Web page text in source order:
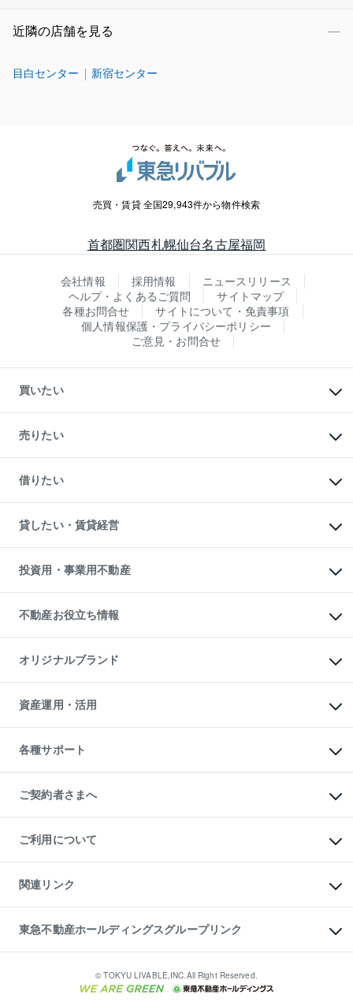
近隣の店舗を見る
目白センター 新宿センター
売買・賃貸 全国29,943件から物件検索
首都圏関西札幌仙台名古屋福岡
会社情報 採用情報
ニュースリリース
ヘルプ・よくあるご質問
サイトマップ
各種お問合せ
サイトについて・免責事項
個人情報保護・プライバシーポリシー
ご意見・お問合せ
買いたい
新築・分譲マンションの購入
中古マンションの購入
一戸建ての購入
中古一戸建ての購入
不動産購入の流れ
注目キーワード物件特集
購入ガイド
English 繁体中文簡体中文
売りたい
一戸建ての売却・査定
土地の売却・査定
スピードAI査定
不動産査定について
不動産売却の流れ
不動産買換えの流れ
売却ガイド
借りたい
オフィス・店舗の賃貸
借りるときの流れ
借りるガイド
貸したい・賃貸経営
マンション賃料データ
賃貸管理プラン
リロケーションについて
貸すガイド
投資用・事業用不動産
事業用不動産
マンション投資
投資用マンション
アパート経営
収益物件
ビル購入（ビル一棟）
投資用不動産の売却査定
事業用不動産の売却査定
不動産お役立ち情報
マンションライブラリー
人気マンションランキング
暮らしに役立つ不動産メディア
不動産相場・不動産価格情報
不動産コラム・ニュース
不動産用語集
不動産なんでもネット相談室
住まいの税金
オリジナルブランド
一棟リノベーションマンション
L`GENTE（ルジェンテ）
区分リノベーションマンション
投資用一棟レジデンスWELL
不動産小口投資
LEGACIA（レガシア）
資産運用・活用
不動産M&A
アセットマネジメント・出資
各種サポート
相続サポート
リフォームサポート
ご契約者さまへ
ご紹介・再契約特典
入居者様専用-各種ご案内（賃貸）
東急こすもす会「こすもすWeb」
ご利用について
金融商品取引について
東急リバブル ソーシャルメディアポリシー
ご意見・お問い合わせ（金融商品取引専用の相談・お問い合わせ窓口）
ダイレクトメール（郵送物）・Eメールなどの送付停止について
関連リンク
これからご結婚される方に東急百貨店のブライダルクラブ
人材サービスのご用命は 東急リバブルスタッフ株式会社まで
東北の逸品を贈ります 東北すぐれものセレクション
東急不動産ホールディングスグループリンク
東急コミュニティー
東急住宅リース
© TOKYU LIVABLE,INC.All Right Reserved.